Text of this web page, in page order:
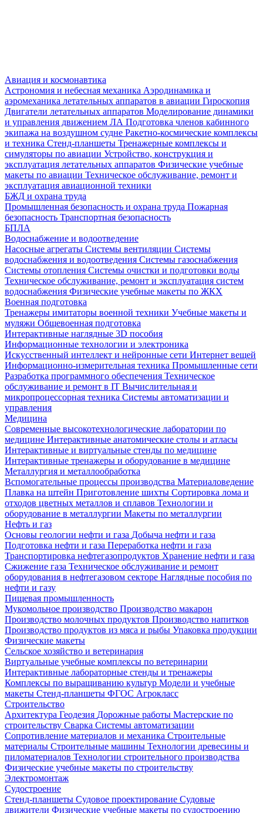
Авиация и космонавтика
Астрономия и небесная механика Аэродинамика и
аэромеханика летательных аппаратов в авиации Гироскопия
Двигатели летательных аппаратов Моделирование динамики
и управления движением ЛА Подготовка членов кабинного
экипажа на воздушном судне Ракетно-космические комплексы
и техника Стенд-планшеты Тренажерные комплексы и
симуляторы по авиации Устройство, конструкция и
эксплуатация летательных аппаратов Физические учебные
макеты по авиации Техническое обслуживание, ремонт и
эксплуатация авиационной техники
БЖД и охрана труда
Промышленная безопасность и охрана труда Пожарная
безопасность Транспортная безопасность
БПЛА
Водоснабжение и водоотведение
Насосные агрегаты Системы вентиляции Системы
водоснабжения и водоотведения Системы газоснабжения
Системы отопления Системы очистки и подготовки воды
Техническое обслуживание, ремонт и эксплуатация систем
водоснабжения Физические учебные макеты по ЖКХ
Военная подготовка
Тренажеры имитаторы военной техники Учебные макеты и
муляжи Общевоенная подготовка
Интерактивные наглядные 3D пособия
Информационные технологии и электроника
Искусственный интеллект и нейронные сети Интернет вещей
Информационно-измерительная техника Промышленные сети
Разработка программного обеспечения Техническое
обслуживание и ремонт в IT Вычислительная и
микропроцессорная техника Системы автоматизации и
управления
Медицина
Современные высокотехнологические лаборатории по
медицине Интерактивные анатомические столы и атласы
Интерактивные и виртуальные стенды по медицине
Интерактивные тренажеры и оборудование в медицине
Металлургия и металлообработка
Вспомогательные процессы производства Материаловедение
Плавка на штейн Приготовление шихты Сортировка лома и
отходов цветных металлов и сплавов Технологии и
оборудование в металлургии Макеты по металлургии
Нефть и газ
Основы геологии нефти и газа Добыча нефти и газа
Подготовка нефти и газа Переработка нефти и газа
Транспортировка нефтегазопродуктов Хранение нефти и газа
Сжижение газа Техническое обслуживание и ремонт
оборудования в нефтегазовом секторе Наглядные пособия по
нефти и газу
Пищевая промышленность
Мукомольное производство Производство макарон
Производство молочных продуктов Производство напитков
Производство продуктов из мяса и рыбы Упаковка продукции
Физические макеты
Сельское хозяйство и ветеринария
Виртуальные учебные комплексы по ветеринарии
Интерактивные лабораторные стенды и тренажеры
Комплексы по выращиванию культур Модели и учебные
макеты Стенд-планшеты ФГОС Агрокласс
Строительство
Архитектура Геодезия Дорожные работы Мастерские по
строительству Сварка Системы автоматизации
Сопротивление материалов и механика Строительные
материалы Строительные машины Технологии древесины и
пиломатериалов Технологии строительного производства
Физические учебные макеты по строительству
Электромонтаж
Судостроение
Стенд-планшеты Судовое проектирование Судовые
движители Физические учебные макеты по судостроению